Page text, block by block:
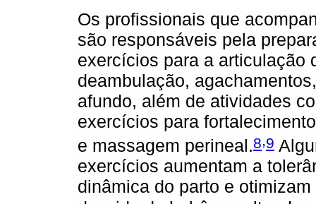
Os profissionais que
são responsáveis pela
exercícios para a articulação
deambulação,
afundo, além de atividades
exercícios para
e massagem perineal.8,9
exercícios aumentam a
dinâmica do parto e